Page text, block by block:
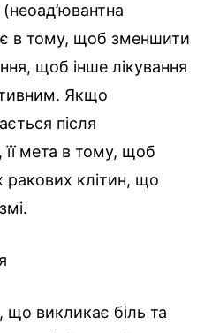
в тому, щоб зменшити
щоб інше лікування
Якщо
після
її мета в тому, щоб
ракових клітин, що
викликає біль та